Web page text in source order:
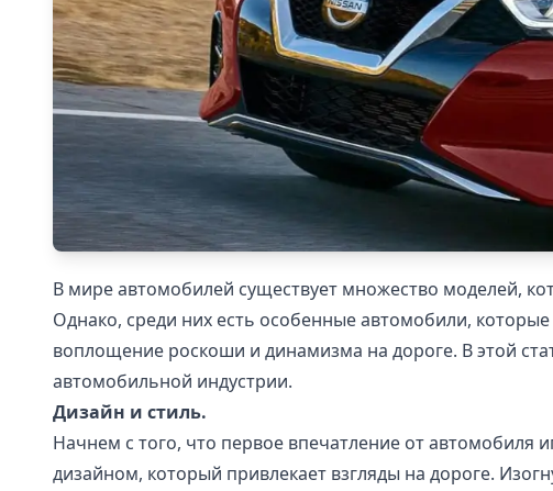
В мире автомобилей существует множество моделей,
Однако, среди них есть особенные автомобили,
воплощение роскоши и динамизма на дороге. В этой
автомобильной индустрии.
Дизайн и стиль.
Начнем с того, что первое впечатление от
дизайном, который привлекает взгляды на дороге.